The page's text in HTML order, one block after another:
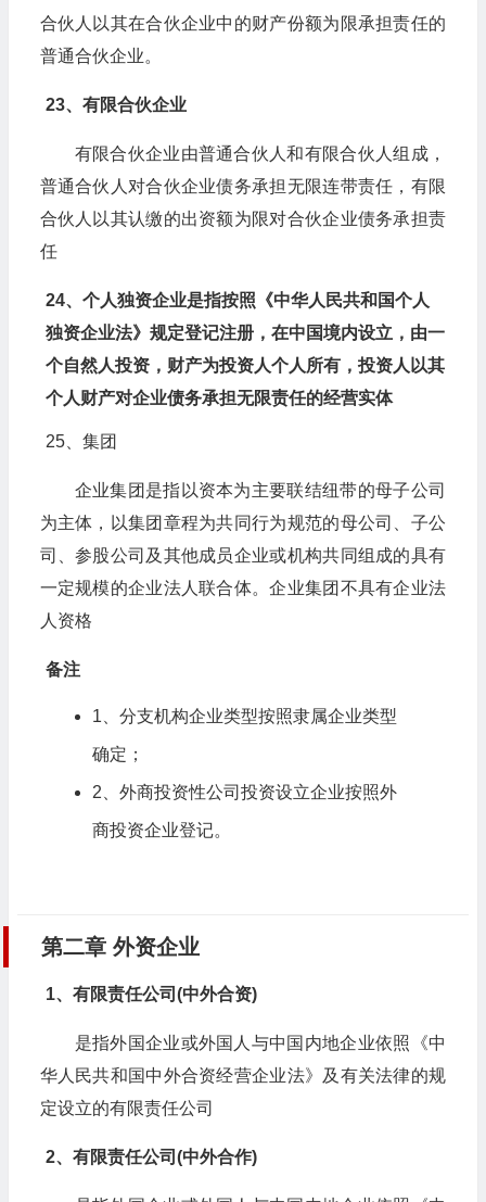
合伙人以其在合伙企业中的财产份额为限承担责任的
普通合伙企业。
23、有限合伙企业
有限合伙企业由普通合伙人和有限合伙人组成，
普通合伙人对合伙企业债务承担无限连带责任，有限
合伙人以其认缴的出资额为限对合伙企业债务承担责
任
24、个人独资企业是指按照《中华人民共和国个人
独资企业法》规定登记注册，在中国境内设立，由一
个自然人投资，财产为投资人个人所有，投资人以其
个人财产对企业债务承担无限责任的经营实体
25、集团
企业集团是指以资本为主要联结纽带的母子公司
为主体，以集团章程为共同行为规范的母公司、子公
司、参股公司及其他成员企业或机构共同组成的具有
一定规模的企业法人联合体。企业集团不具有企业法
人资格
备注
1、分支机构企业类型按照隶属企业类型
确定；
2、外商投资性公司投资设立企业按照外
商投资企业登记。
第二章 外资企业
1、有限责任公司(中外合资)
是指外国企业或外国人与中国内地企业依照《中
华人民共和国中外合资经营企业法》及有关法律的规
定设立的有限责任公司
2、有限责任公司(中外合作)